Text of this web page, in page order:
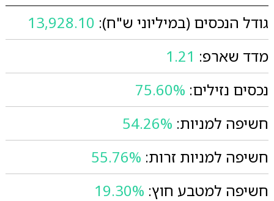
גודל הנכסים (במיליוני ש"ח): 13,928.10
מדד שארפ: 1.21
נכסים נזילים: 75.60%
חשיפה למניות: 54.26%
חשיפה למניות זרות: 55.76%
חשיפה למטבע חוץ: 19.30%